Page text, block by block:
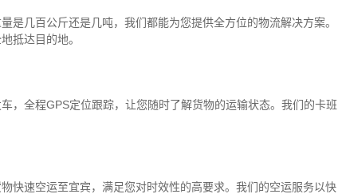
几百公斤还是几吨，我们都能为您提供全方位的物流解决方案。
抵达目的地。
，全程GPS定位跟踪，让您随时了解货物的运输状态。我们的卡班
快速空运至宜宾，满足您对时效性的高要求。我们的空运服务以快